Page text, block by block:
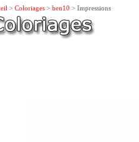
> Coloriages > ben10 > Impressions